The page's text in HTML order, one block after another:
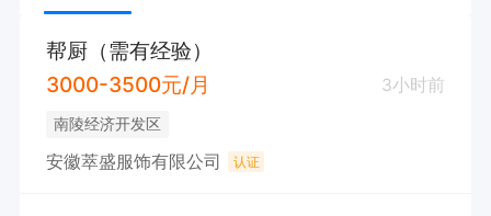
帮厨（需有经验）
3000-3500元/月
3小时前
南陵经济开发区
安徽萃盛服饰有限公司 认证